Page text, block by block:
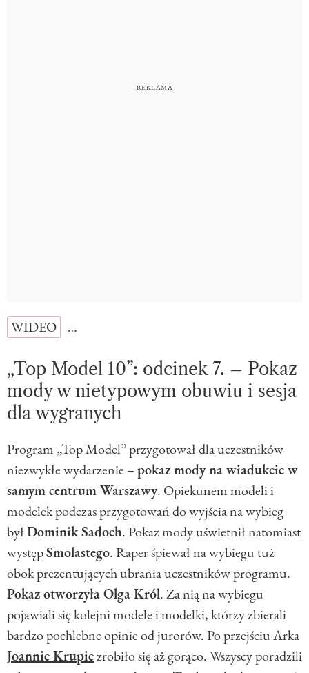
WIDEO …
„Top Model 10”: odcinek 7. – Pokaz
mody w nietypowym obuwiu i sesja
dla wygranych
Program „Top Model” przygotował dla uczestników
niezwykłe wydarzenie –pokaz mody na wiadukcie w
samym centrum Warszawy. Opiekunem modeli i
modelek podczas przygotowań do wyjścia na wybieg
byłDominik Sadoch. Pokaz mody uświetnił natomiast
występSmolastego. Raper śpiewał na wybiegu tuż
obok prezentujących ubrania uczestników programu.
Pokaz otworzyła Olga Król. Za nią na wybiegu
pojawiali się kolejni modele i modelki, którzy zbierali
bardzo pochlebne opinie od jurorów. Po przejściu Arka
Joannie Krupiezrobiło się aż gorąco. Wszyscy poradzili